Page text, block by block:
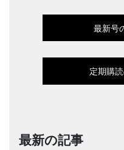
最新号
定期購
最新の記事